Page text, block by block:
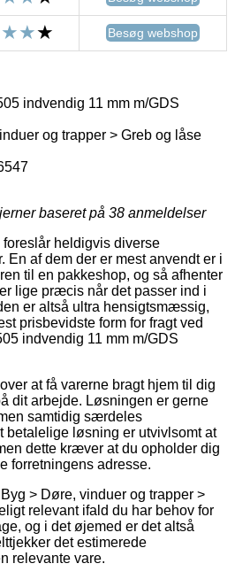
Besøg webshop
indvendig 11 mm m/GDS
og trapper > Greb og låse
baseret på 38 anmeldelser
heldigvis diverse
En af dem der er mest anvendt er i
til en pakkeshop, og så afhenter
lige præcis når det passer ind i
er altså ultra hensigtsmæssig,
prisbevidste form for fragt ved
indvendig 11 mm m/GDS
at få varerne bragt hjem til dig
dit arbejde. Løsningen er gerne
samtidig særdeles
betalelige løsning er utvivlsomt at
dette kræver at du opholder dig
forretningens adresse.
> Døre, vinduer og trapper >
relevant ifald du har behov for
og i det øjemed er det altså
det estimerede
relevante vare.